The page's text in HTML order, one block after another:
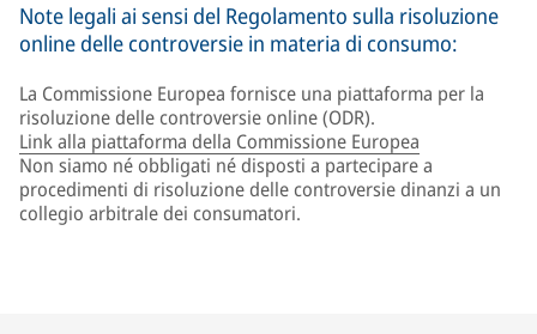
Note legali ai sensi del Regolamento sulla risoluzione
online delle controversie in materia di consumo:
La Commissione Europea fornisce una piattaforma per la
risoluzione delle controversie online (ODR).
Link alla piattaforma della Commissione Europea
Non siamo né obbligati né disposti a partecipare a
procedimenti di risoluzione delle controversie dinanzi a un
collegio arbitrale dei consumatori.